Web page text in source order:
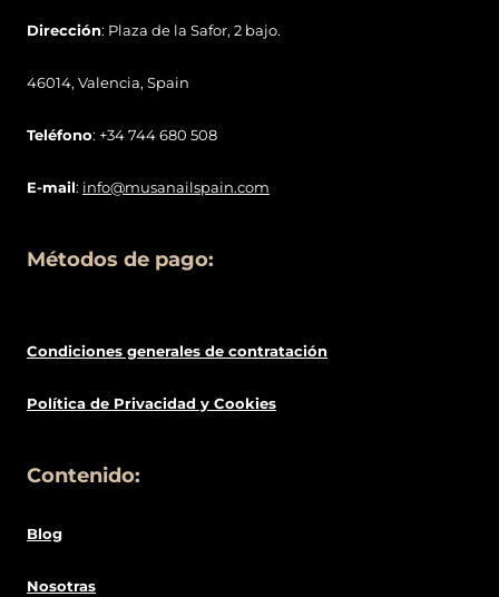
Dirección: Plaza de la Safor, 2 bajo.
46014, Valencia, Spain
Teléfono: +34 744 680 508
E-mail: info@musanailspain.com
Métodos de pago:
Condiciones generales de contratación
Política de Privacidad y Cookies
Contenido:
Blog
Nosotras